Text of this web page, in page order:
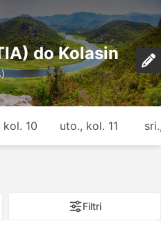
do Kolasin
kol. 10 uto., kol. 11
Filtri